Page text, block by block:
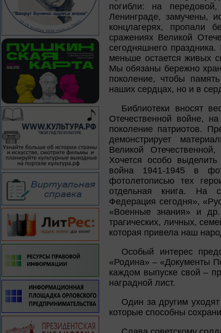
погибли: на
Ленинграде, замучены,
концлагерях, пропали
сражениях Великой
сегодняшнего
меньше остается живых
Мы обязаны бережно
поколение, чтобы
наших сердцах, но и в
Библиотеки вносят
Отечественной войне,
поколение патриотов.
демонстрирует
Великой
Хочется особо
война 1941-1945 в
фотолетописью тех
отдельная книга. На
Федерация сегодня»,
«Военные знания» и др.
трагических, личных,
которая привела наш
Особый интерес
«Родина» – «Документы
каждом выпуске свой –
наградной лист.
Один за другим
которые способны